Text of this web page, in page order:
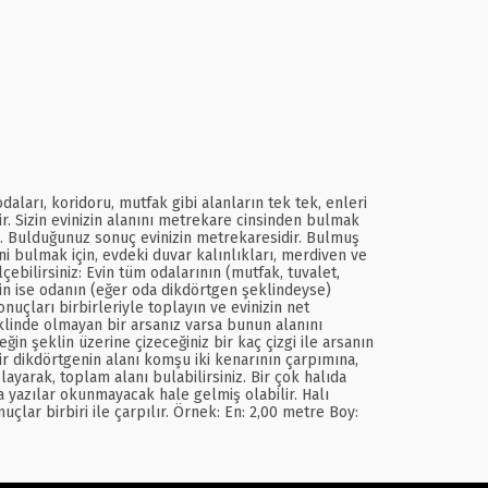
koridoru, mutfak gibi alanların tek tek, enleri
Sizin evinizin alanını metrekare cinsinden bulmak
sonuç evinizin metrekaresidir. Bulmuş
bulmak için, evdeki duvar kalınlıkları, merdiven ve
Evin tüm odalarının (mutfak, tuvalet,
ise odanın (eğer oda dikdörtgen şeklindeyse)
birbirleriyle toplayın ve evinizin net
olmayan bir arsanız varsa bunun alanını
şeklin üzerine çizeceğiniz bir kaç çizgi ile arsanın
alanı komşu iki kenarının çarpımına,
toplam alanı bulabilirsiniz. Bir çok halıda
okunmayacak hale gelmiş olabilir. Halı
birbiri ile çarpılır. Örnek: En: 2,00 metre Boy: